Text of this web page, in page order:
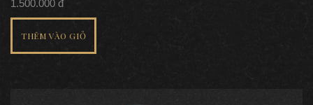
1.500.000 đ
THÊM VÀO GIỎ